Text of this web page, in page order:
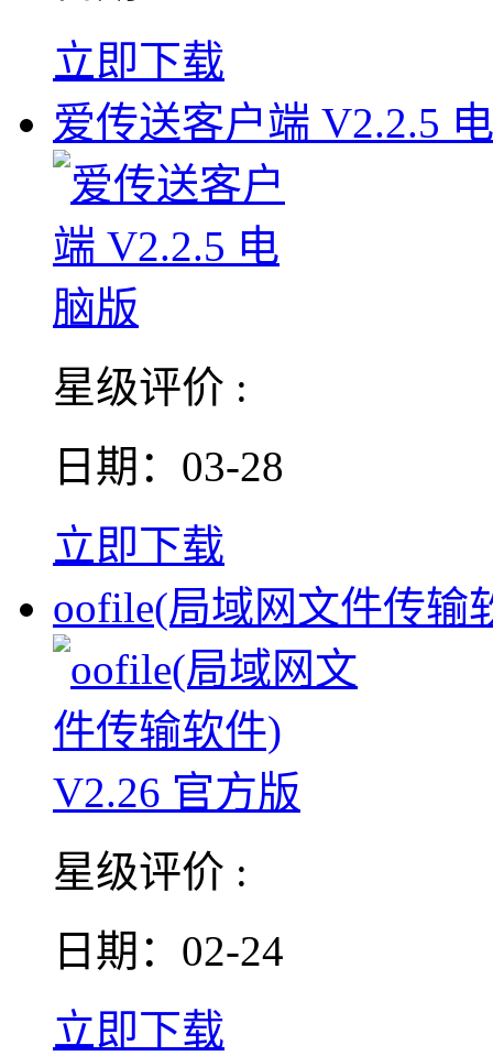
立即下载
爱传送客户端 V2.2.5
星级评价 :
日期：03-28
立即下载
oofile(局域网文件传输
星级评价 :
日期：02-24
立即下载